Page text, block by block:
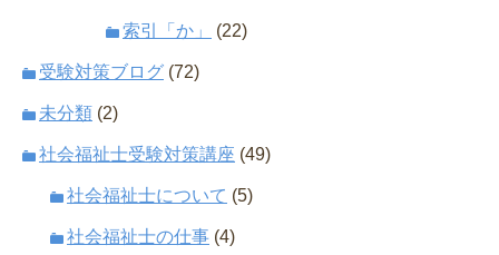
索引「か」 (22)
受験対策ブログ (72)
未分類 (2)
社会福祉士受験対策講座 (49)
社会福祉士について (5)
社会福祉士の仕事 (4)